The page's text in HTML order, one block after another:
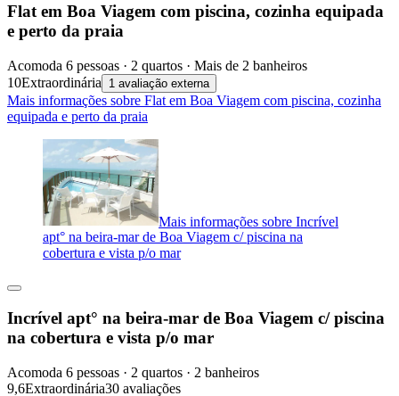
Flat em Boa Viagem com piscina, cozinha equipada
e perto da praia
Acomoda 6 pessoas · 2 quartos · Mais de 2 banheiros
10Extraordinária 1 avaliação externa
Mais informações sobre Flat em Boa Viagem com piscina, cozinha
equipada e perto da praia
Mais informações sobre Incrível
apt° na beira-mar de Boa Viagem c/ piscina na
cobertura e vista p/o mar
Incrível apt° na beira-mar de Boa Viagem c/ piscina
na cobertura e vista p/o mar
Acomoda 6 pessoas · 2 quartos · 2 banheiros
9,6Extraordinária30 avaliações